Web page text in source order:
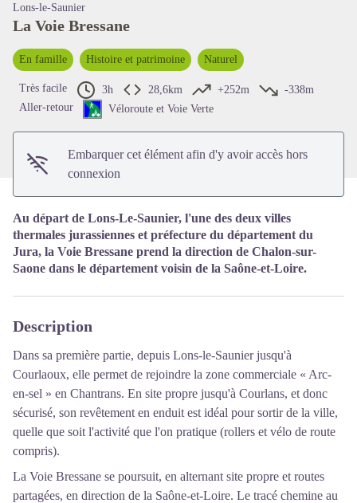
Voir l'image en plein écran
Lons-le-Saunier
La Voie Bressane
En famille Histoire et patrimoine Naturel
Très facile 3h 28,6km +252m
-338m
Aller-retour
Véloroute et Voie Verte
Embarquer cet élément afin d'y avoir accès hors
connexion
Au départ de Lons-Le-Saunier, l'une des deux villes
thermales jurassiennes et préfecture du département du
Jura, la Voie Bressane prend la direction de Chalon-sur-
Saone dans le département voisin de la Saône-et-Loire.
Description
Dans sa première partie, depuis Lons-le-Saunier jusqu'à
Courlaoux, elle permet de rejoindre la zone commerciale « Arc-
en-sel » en Chantrans. En site propre jusqu'à Courlans, et donc
sécurisé, son revêtement en enduit est idéal pour sortir de la ville,
quelle que soit l'activité que l'on pratique (rollers et vélo de route
compris).
La Voie Bressane se poursuit, en alternant site propre et routes
partagées, en direction de la Saône-et-Loire. Le tracé chemine au